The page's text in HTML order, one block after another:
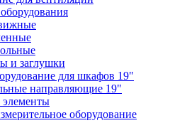
и заглушки
для шкафов 19"
направляющие 19"
оборудование